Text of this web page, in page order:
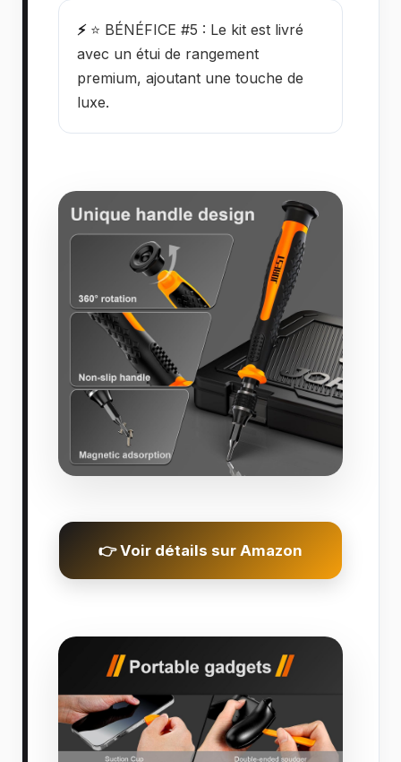
⚡⭐ BÉNÉFICE #5 : Le kit est livré
avec un étui de rangement
premium, ajoutant une touche de
luxe.
👉 Voir détails sur Amazon